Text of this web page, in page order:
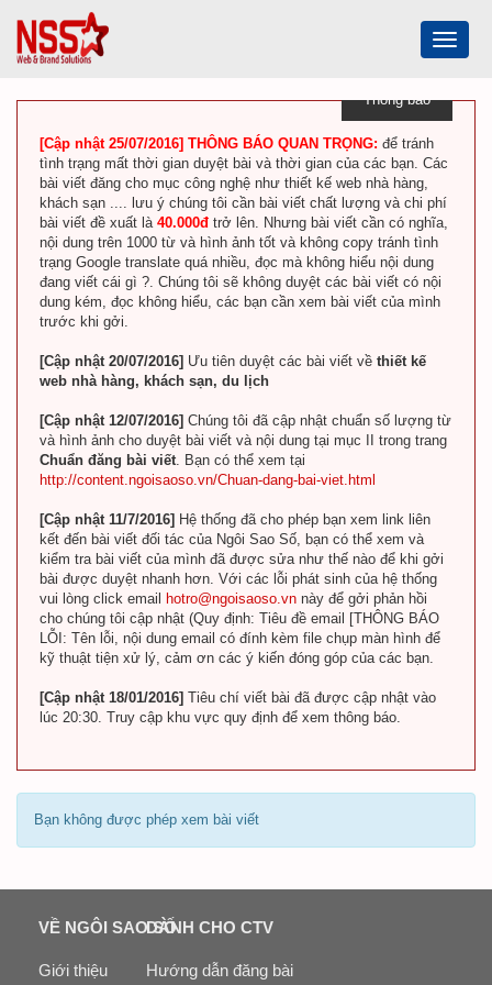
Toggle
Thông báo
[Cập nhật 25/07/2016] THÔNG BÁO QUAN TRỌNG: để tránh
tình trạng mất thời gian duyệt bài và thời gian của các bạn. Các
bài viết đăng cho mục công nghệ như thiết kế web nhà hàng,
khách sạn .... lưu ý chúng tôi cần bài viết chất lượng và chi phí
bài viết đề xuất là 40.000đ trở lên. Nhưng bài viết cần có nghĩa,
nội dung trên 1000 từ và hình ảnh tốt và không copy tránh tình
trạng Google translate quá nhiều, đọc mà không hiểu nội dung
đang viết cái gì ?. Chúng tôi sẽ không duyệt các bài viết có nội
dung kém, đọc không hiểu, các bạn cần xem bài viết của mình
trước khi gởi.
[Cập nhật 20/07/2016] Ưu tiên duyệt các bài viết về thiết kế
web nhà hàng, khách sạn, du lịch
[Cập nhật 12/07/2016] Chúng tôi đã cập nhật chuẩn số lượng từ
và hình ảnh cho duyệt bài viết và nội dung tại mục II trong trang
Chuẩn đăng bài viết. Bạn có thể xem tại
http://content.ngoisaoso.vn/Chuan-dang-bai-viet.html
[Cập nhật 11/7/2016] Hệ thống đã cho phép bạn xem link liên
kết đến bài viết đối tác của Ngôi Sao Số, bạn có thể xem và
kiểm tra bài viết của mình đã được sửa như thế nào để khi gởi
bài được duyệt nhanh hơn. Với các lỗi phát sinh của hệ thống
vui lòng click email
hotro@ngoisaoso.vn này để gởi phản hồi
cho chúng tôi cập nhật (Quy định: Tiêu đề email [THÔNG BÁO
LỖI: Tên lỗi, nội dung email có đính kèm file chụp màn hình để
kỹ thuật tiện xử lý, cảm ơn các ý kiến đóng góp của các bạn.
[Cập nhật 18/01/2016] Tiêu chí viết bài đã được cập nhật vào
lúc 20:30. Truy cập khu vực quy định để xem thông báo.
Bạn không được phép xem bài viết
VỀ NGÔI SAO SỐ
Giới thiệu
DÀNH CHO CTV
Hướng dẫn đăng bài